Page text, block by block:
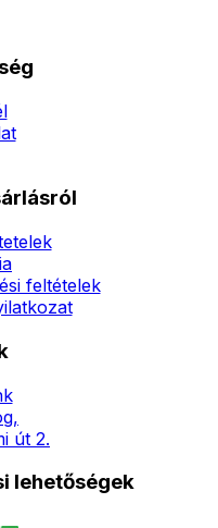
feltételek
út 2.
lehetőségek